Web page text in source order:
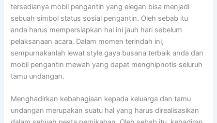
tersedianya mobil pengantin yang elegan bisa menjadi
sebuah simbol status sosial pengantin. Oleh sebab itu
anda harus mempersiapkan hal ini jauh hari sebelum
pelaksanaan acara. Dalam momen terindah ini,
sempurnakanlah lewat style gaya busana terbaik anda dan
mobil pengantin mewah yang dapat menghipnotis seluruh
tamu undangan.
Menghadirkan kebahagiaan kepada keluarga dan tamu
undangan merupakan suatu hal yang harus direalisasikan